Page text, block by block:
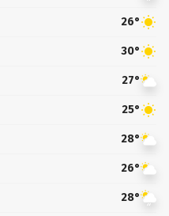
26°
30°
27°
25°
28°
26°
28°